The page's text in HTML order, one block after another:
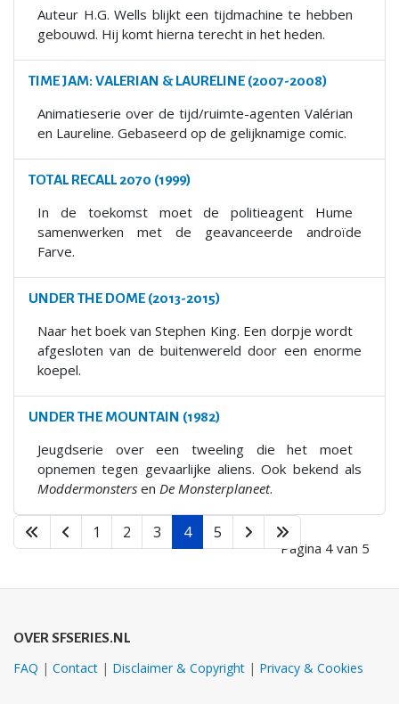
Auteur H.G. Wells blijkt een tijdmachine te hebben
gebouwd. Hij komt hierna terecht in het heden.
TIME JAM: VALERIAN & LAURELINE (2007-2008)
Animatieserie over de tijd/ruimte-agenten Valérian
en Laureline. Gebaseerd op de gelijknamige comic.
TOTAL RECALL 2070 (1999)
In de toekomst moet de politieagent Hume
samenwerken met de geavanceerde androïde
Farve.
UNDER THE DOME (2013-2015)
Naar het boek van Stephen King. Een dorpje wordt
afgesloten van de buitenwereld door een enorme
koepel.
UNDER THE MOUNTAIN (1982)
Jeugdserie over een tweeling die het moet
opnemen tegen gevaarlijke aliens. Ook bekend als
Moddermonsters en De Monsterplaneet.
Pagina 4 van 5
1 2 3 4 5
OVER SFSERIES.NL
FAQ | Contact | Disclaimer & Copyright | Privacy & Cookies